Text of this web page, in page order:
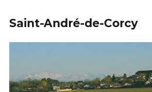
Saint-André-de-Corcy